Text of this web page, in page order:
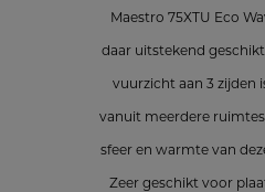
Maestro 75XTU Eco
daar uitstekend
vuurzicht aan 3 zijden
vanuit meerdere
sfeer en warmte van
Zeer geschikt voor